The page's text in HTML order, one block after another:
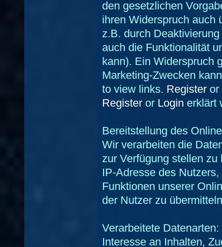
den gesetzlichen
ihren Widerspruch auch
z.B. durch
auch die Funktionalität
kann). Ein Widerspruch
Marketing-Zwecken
to view links. Register or
Register or Login erklärt
Bereitstellung des
Wir verarbeiten die
zur Verfügung stellen
IP-Adresse des
Funktionen unserer
der Nutzer zu
Verarbeitete
Interesse an Inhalten,